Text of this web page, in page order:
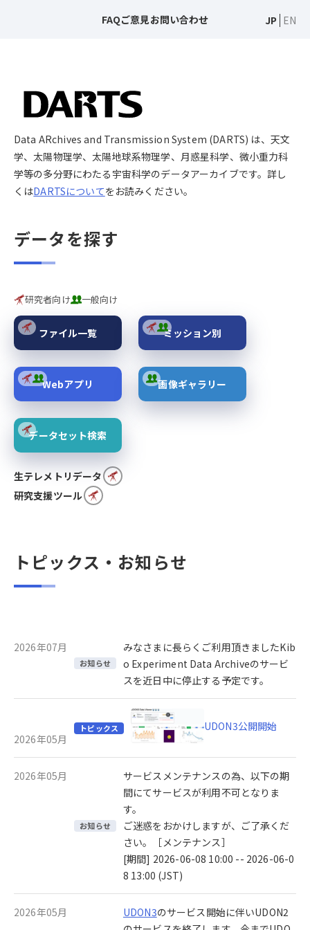
FAQご意見お問い合わせ JP EN
Data ARchives and Transmission System (DARTS) は、天文
学、太陽物理学、太陽地球系物理学、月惑星科学、微小重力科
学等の多分野にわたる宇宙科学のデータアーカイブです。詳し
くはDARTSについてをお読みください。
データを探す
研究者向け 一般向け
ファイル一覧 ミッション別
Webアプリ 画像ギャラリー
データセット検索
生テレメトリデータ
研究支援ツール
トピックス・お知らせ
2026年07月
お知らせ
みなさまに長らくご利用頂きましたKib
o Experiment Data Archiveのサービ
スを近日中に停止する予定です。
2026年05月
トピックス UDON3公開開始
2026年05月
お知らせ
サービスメンテナンスの為、以下の期
間にてサービスが利用不可となりま
す。
ご迷惑をおかけしますが、ご了承くだ
さい。［メンテナンス］
[期間] 2026-06-08 10:00 -- 2026-06-0
8 13:00 (JST)
2026年05月 UDON3のサービス開始に伴いUDON2